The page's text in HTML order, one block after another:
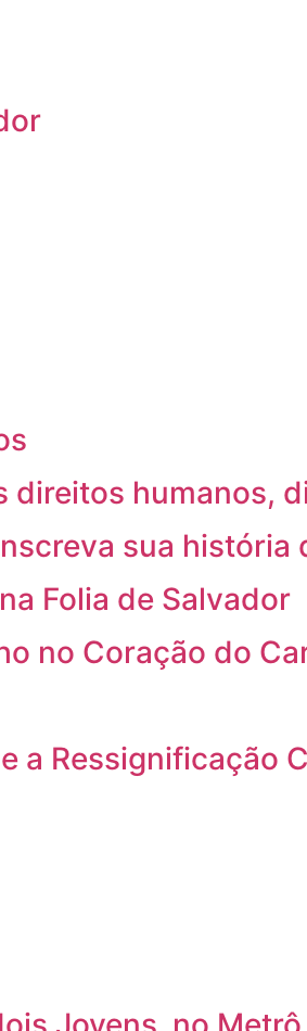
humanos,
sua história
Folia de Salvador
no Coração do
a Ressignificação